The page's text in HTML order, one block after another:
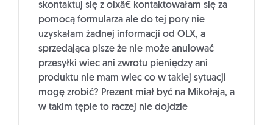
skontaktuj się z olxâ€ kontaktowałam się za
pomocą formularza ale do tej pory nie
uzyskałam żadnej informacji od OLX, a
sprzedająca pisze że nie może anulować
przesyłki wiec ani zwrotu pieniędzy ani
produktu nie mam wiec co w takiej sytuacji
mogę zrobić? Prezent miał być na Mikołaja, a
w takim tępie to raczej nie dojdzie